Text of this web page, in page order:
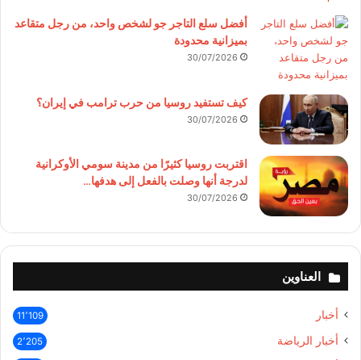
أفضل سلع التاجر جو لشخص واحد، من رجل متقاعد
بميزانية محدودة
30/07/2026
كيف تستفيد روسيا من حرب ترامب في إيران؟
30/07/2026
اقتربت روسيا كثيرًا من مدينة سومي الأوكرانية
لدرجة أنها وصلت بالفعل إلى هدفها…
30/07/2026
العناوين
أخبار 11٬109
أخبار الرياضة 2٬205